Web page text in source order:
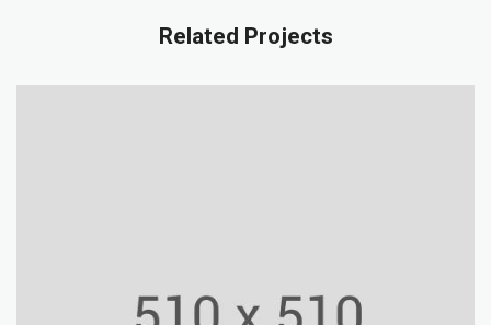
Related Projects